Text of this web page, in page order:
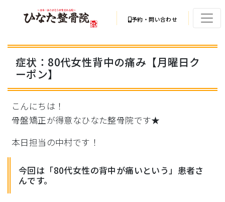
予約・問い合わせ
症状：80代女性背中の痛み【月曜日ク
ーポン】
こんにちは！
骨盤矯正が得意なひなた整骨院です★
本日担当の中村です！
今回は「80代女性の背中が痛いという」患者さ
んです。